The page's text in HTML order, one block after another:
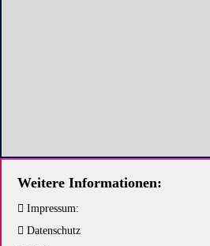
Weitere Informationen:
Impressum:
Datenschutz